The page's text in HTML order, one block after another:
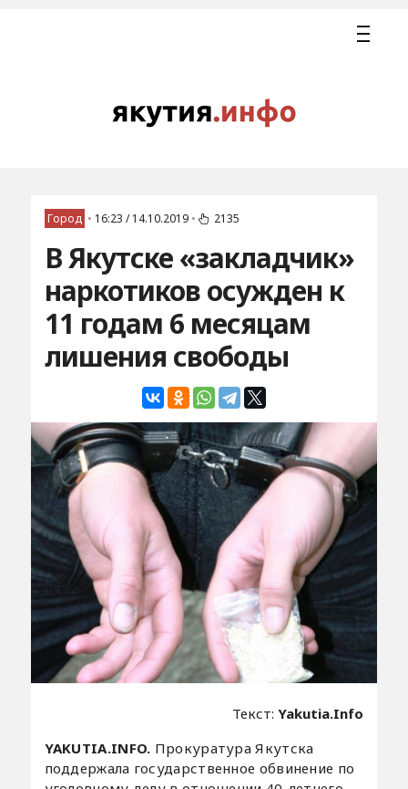
Город • 16:23 / 14.10.2019 • 2135
В Якутске «закладчик»
наркотиков осужден к
11 годам 6 месяцам
лишения свободы
Текст:Yakutia.Info
YAKUTIA.INFO. Прокуратура Якутска
поддержала государственное обвинение по